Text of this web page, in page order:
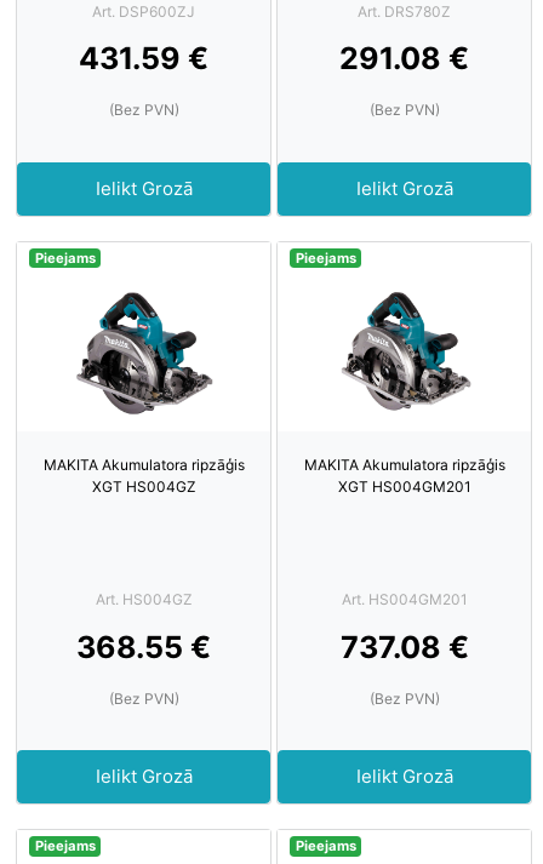
Art. DSP600ZJ
431.59 €
(Bez PVN)
Ielikt Grozā
Art. DRS780Z
291.08 €
(Bez PVN)
Ielikt Grozā
Pieejams
MAKITA Akumulatora ripzāģis
XGT HS004GZ
Art. HS004GZ
368.55 €
(Bez PVN)
Ielikt Grozā
Pieejams
MAKITA Akumulatora ripzāģis
XGT HS004GM201
Art. HS004GM201
737.08 €
(Bez PVN)
Ielikt Grozā
Pieejams Pieejams